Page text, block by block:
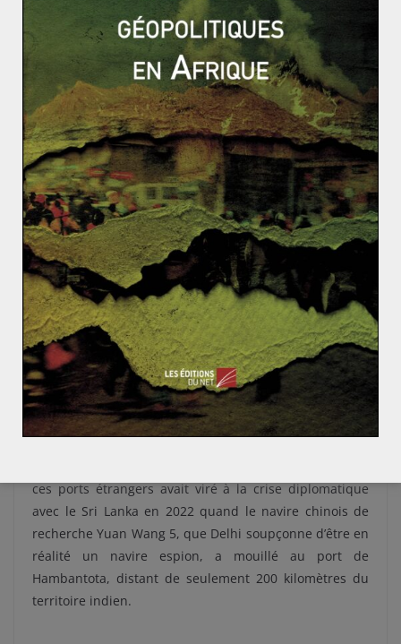
terrestre (autoroute E01).
La stratégie du collier de perles
Déjà loin de faire l’unanimité au Sri Lanka, la présence
chinoise inquiète aussi la grande puissance riveraine
de l’océan Indien : l’Inde. En effet, le port de
Hambantota, qu’administre de facto une entreprise
chinoise, est partie intégrante de la politique de
balisage mise en œuvre par Pékin dans l’océan indien.
Celle-ci se matérialise au moyen d’une chaîne de ports
(Djibouti, Gwadar, Hambantota…) destinée à servir
d’appui aux navires de commerce chinois en cas
d’instabilité régionale (crise politique, terrorisme,
piraterie…).
Or, New Delhi considère tous ces ports comme autant
de potentiels bases d’appui pour la marine de guerre
chinoise en cas de conflit, d’autant plus que plusieurs
d’entre eux encerclent l’Inde : Gwadar (Pakistan) à
ces ports étrangers avait viré à la crise diplomatique
avec le Sri Lanka en 2022 quand le navire chinois de
recherche Yuan Wang 5, que Delhi soupçonne d’être en
réalité un navire espion, a mouillé au port de
Hambantota, distant de seulement 200 kilomètres du
territoire indien.